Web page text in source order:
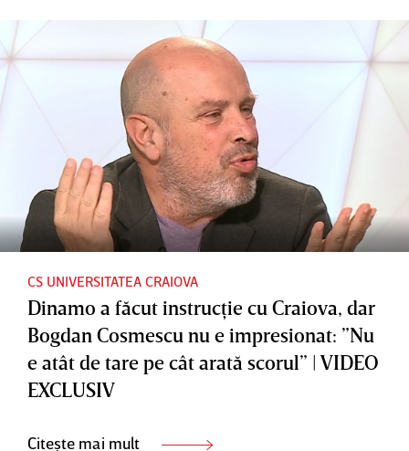
Mario
vânzare"
fost
umilită
de
Dinamo:
"Această
decizie l-
a costat
scump"
Universit
atea
Craiova
5-1: ”Unii
jucători
trebuie
să-şi
ridice
nivelul”
CS UNIVERSITATEA CRAIOVA
Dinamo a făcut instrucţie cu Craiova, dar
Bogdan Cosmescu nu e impresionat: ”Nu
e atât de tare pe cât arată scorul” | VIDEO
EXCLUSIV
Citește mai mult